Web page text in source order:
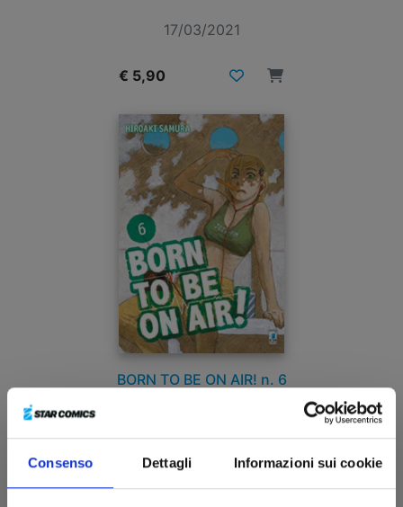
Consenso Dettagli Informazioni sui cookie
17/03/2021
€ 5,90
BORN TO BE ON AIR! n. 6
19/02/2020
€ 5,90